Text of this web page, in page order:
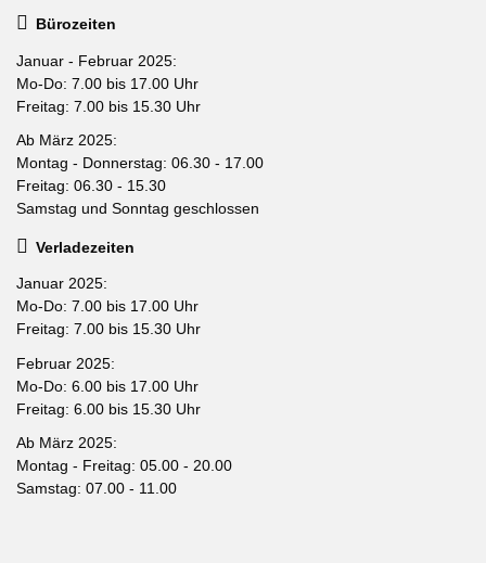
Bürozeiten
Januar - Februar 2025:
Mo-Do: 7.00 bis 17.00 Uhr
Freitag: 7.00 bis 15.30 Uhr
Ab März 2025:
Montag - Donnerstag: 06.30 - 17.00
Freitag: 06.30 - 15.30
Samstag und Sonntag geschlossen
Verladezeiten
Januar 2025:
Mo-Do: 7.00 bis 17.00 Uhr
Freitag: 7.00 bis 15.30 Uhr
Februar 2025:
Mo-Do: 6.00 bis 17.00 Uhr
Freitag: 6.00 bis 15.30 Uhr
Ab März 2025:
Montag - Freitag: 05.00 - 20.00
Samstag: 07.00 - 11.00